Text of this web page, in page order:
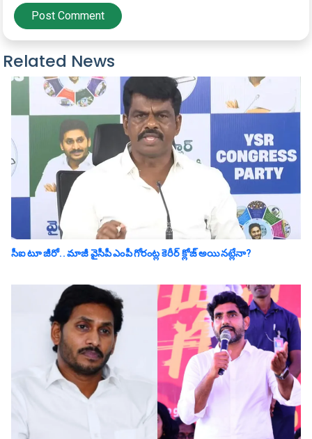
Post Comment
Related News
సీఐ టూ జీరో.. మాజీ వైసీపీ ఎంపీ గోరంట్ల కెరీర్ క్లోజ్ అయిన‌ట్లేనా?